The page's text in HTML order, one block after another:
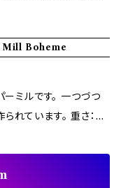
Boheme
ミルです。 一つづつ
います。 重さ：20